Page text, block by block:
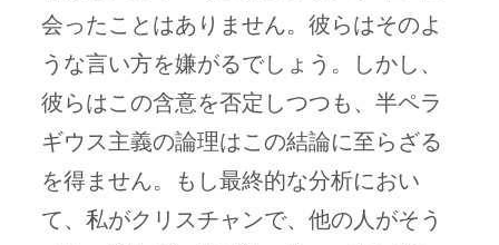
会ったことはありません。彼らはそのよ
うな言い方を嫌がるでしょう。しかし、
彼らはこの含意を否定しつつも、半ペラ
ギウス主義の論理はこの結論に至らざる
を得ません。もし最終的な分析におい
て、私がクリスチャンで、他の人がそう